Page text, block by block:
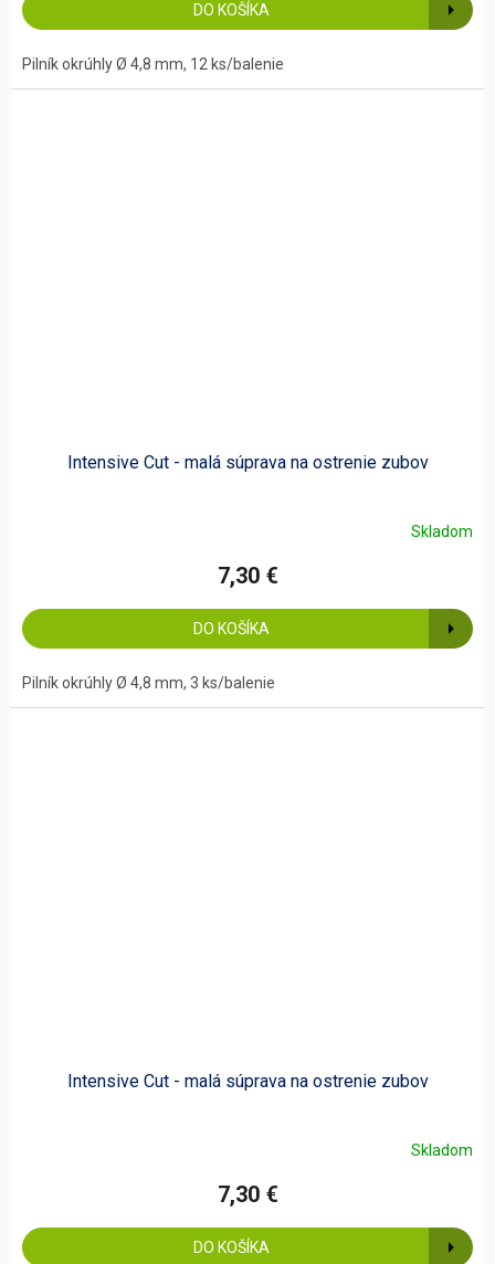
DO KOŠÍKA
Pilník okrúhly Ø 4,8 mm, 12 ks/balenie
Intensive Cut - malá súprava na ostrenie zubov
Skladom
7,30 €
DO KOŠÍKA
Pilník okrúhly Ø 4,8 mm, 3 ks/balenie
Intensive Cut - malá súprava na ostrenie zubov
Skladom
7,30 €
DO KOŠÍKA